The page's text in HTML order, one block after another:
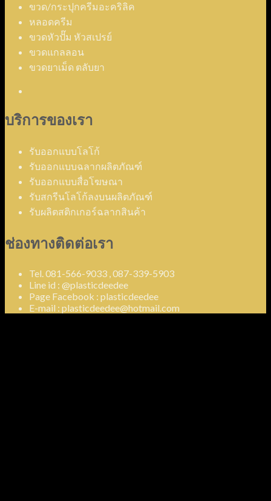
ขวด/กระปุกครีมอะคริลิค
หลอดครีม
ขวดหัวปั๊ม หัวสเปรย์
ขวดแกลลอน
ขวดยาเม็ด ตลับยา
บริการของเรา
รับออกแบบโลโก้
รับออกแบบฉลากผลิตภัณฑ์
รับออกแบบสื่อโฆษณา
รับสกรีนโลโก้ลงบนผลิตภัณฑ์
รับผลิตสติกเกอร์ฉลากสินค้า
ช่องทางติดต่อเรา
Tel. 081-566-9033 , 087-339-5903
Line id : @plasticdeedee
Page Facebook : plasticdeedee
E-mail : plasticdeedee@hotmail.com